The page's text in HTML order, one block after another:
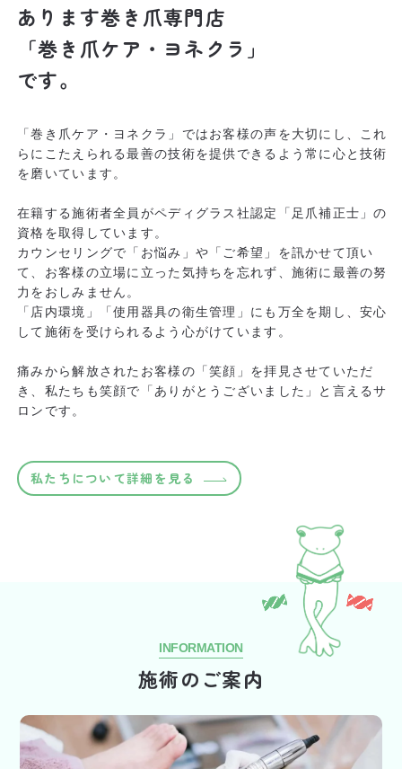
あります巻き爪専門店
「巻き爪ケア・ヨネクラ」
です。
「巻き爪ケア・ヨネクラ」ではお客様の声を大切にし、
これ
らにこたえられる最善の技術を提供できるよう常に心と技術
を磨いています。
在籍する施術者全員がペディグラス社認定
「足爪補正士」の
資格を取得しています。
カウンセリングで「お悩み」や「ご希望」を訊かせて頂い
て、 お客様の立場に立った気持ちを忘れず、施術に最善の努
力をおしみません。
「店内環境」「使用器具の衛生管理」にも万全を期し、安心
して施術を受けられるよう心がけています。
痛みから解放されたお客様の「笑顔」を拝見させていただ
き、 私たちも笑顔で「ありがとうございました」と言えるサ
ロンです。
私たちについて詳細を見る
INFORMATION
施術のご案内